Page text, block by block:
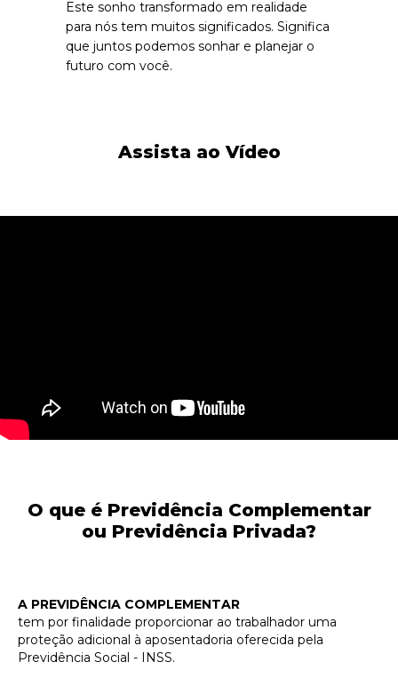
Este sonho transformado em realidade
para nós tem muitos significados. Significa
que juntos podemos sonhar e planejar o
futuro com você.
Assista ao Vídeo
O que é Previdência Complementar
ou Previdência Privada?
A PREVIDÊNCIA COMPLEMENTAR
tem por finalidade proporcionar ao trabalhador uma
proteção adicional à aposentadoria oferecida pela
Previdência Social - INSS.